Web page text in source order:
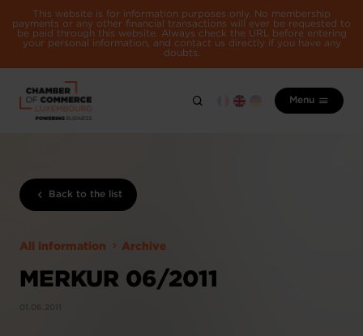
This website is for information purposes only. No membership
payments or any other financial transactions will ever be requested to
be paid through this website. Always check the URL before entering
your personal information, and contact us directly if you have any
doubts.
Menu
Back to the list
All information Archive
MERKUR 06/2011